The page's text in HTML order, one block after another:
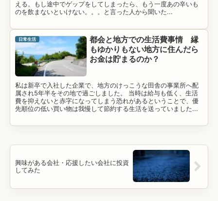
える。もし途中でゲップをしてしまったら、もう一度あの辛いも
のを飲まないといけない。。。と言った人から聞いた...
日常生活
都会と地方での生活費事情 縁
もゆかりもない地方に住んだら
お金は貯まるのか？
私は新卒で入社した企業で、地方のけっこうな田舎の事業所へ配
属され5年半をその地で過ごしました。 当時は給与も低く、生活
費を抑えないと赤字になってしまう恐れがあるということで、優
先順位の低い買い物は我慢して節約する生活を送っていました...
興味がある会社・応援したい会社に投資
してみた